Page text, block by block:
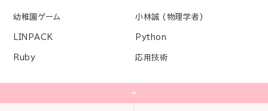
幼稚園ゲーム 小林誠 (物理学者)
LINPACK Python
Ruby 応用技術